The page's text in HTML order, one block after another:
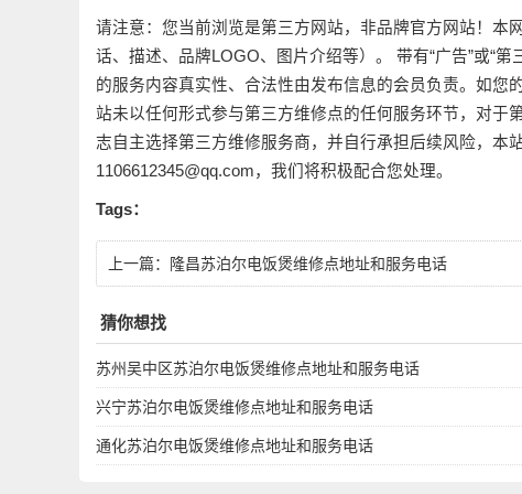
请注意：您当前浏览是第三方网站，非品牌官方网站！本
话、描述、品牌LOGO、图片介绍等）。 带有“广告”或“
的服务内容真实性、合法性由发布信息的会员负责。如您
站未以任何形式参与第三方维修点的任何服务环节，对于
志自主选择第三方维修服务商，并自行承担后续风险，本
1106612345@qq.com，我们将积极配合您处理。
Tags：
上一篇： 隆昌苏泊尔电饭煲维修点地址和服务电话
猜你想找
苏州吴中区苏泊尔电饭煲维修点地址和服务电话
兴宁苏泊尔电饭煲维修点地址和服务电话
通化苏泊尔电饭煲维修点地址和服务电话